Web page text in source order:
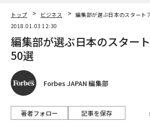
トップ ビジネス
編集部が選ぶ日本のスタート
2018.01.03 12:30
編集部が選ぶ日本のスター
50選
Forbes JAPAN 編集部
著者フォロー 記事を保存